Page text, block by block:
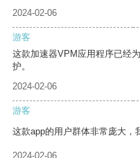
2024-02-06
游客
这款加速器VPM应用程序已经
护。
2024-02-06
游客
这款app的用户群体非常庞大，
2024-02-06